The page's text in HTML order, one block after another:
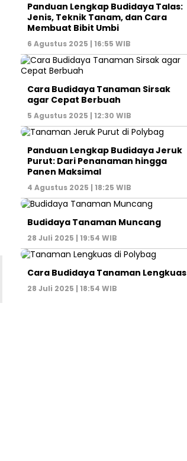
Panduan Lengkap Budidaya Talas:
Jenis, Teknik Tanam, dan Cara
Membuat Bibit Umbi
6 Agustus 2025 | 16:55 WIB
Cara Budidaya Tanaman Sirsak
agar Cepat Berbuah
5 Agustus 2025 | 12:30 WIB
Panduan Lengkap Budidaya Jeruk
Purut: Dari Penanaman hingga
Panen Maksimal
4 Agustus 2025 | 18:25 WIB
Budidaya Tanaman Muncang
28 Juli 2025 | 19:54 WIB
Cara Budidaya Tanaman Lengkuas
28 Juli 2025 | 18:54 WIB